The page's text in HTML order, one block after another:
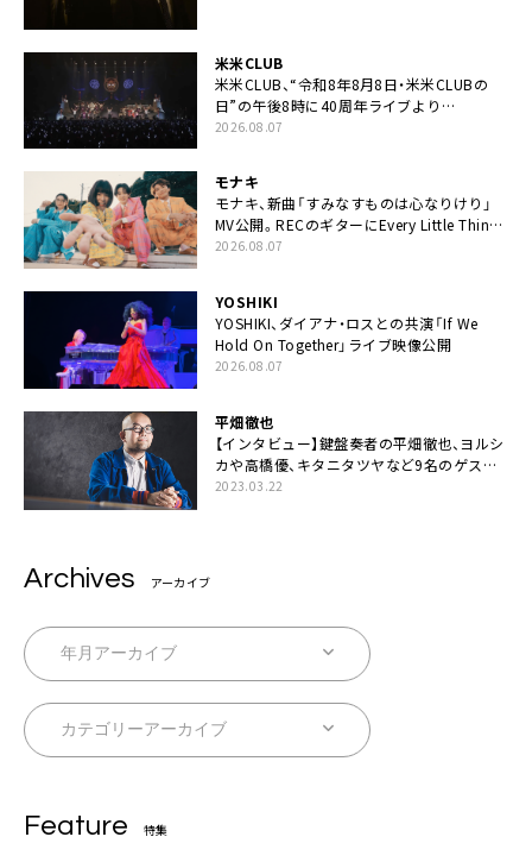
米米CLUB
米米CLUB、“令和8年8月8日・米米CLUBの
日”の午後8時に40周年ライブより
「FANtachy medley」を88年限定公開
2026.08.07
モナキ
モナキ、新曲「すみなすものは心なりけり」
MV公開。RECのギターにEvery Little Thing・
伊藤一朗参加も
2026.08.07
YOSHIKI
YOSHIKI、ダイアナ・ロスとの共演「If We
Hold On Together」ライブ映像公開
2026.08.07
平畑徹也
【インタビュー】鍵盤奏者の平畑徹也、ヨルシ
カや高橋優、キタニタツヤなど9名のゲスト
を迎えた初アルバムに音楽人生の総括「自分
2023.03.22
Archives アーカイブ
Feature 特集